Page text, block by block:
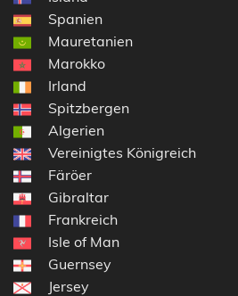
Spanien
Mauretanien
Marokko
Irland
Spitzbergen
Algerien
Vereinigtes Königreich
Färöer
Gibraltar
Frankreich
Isle of Man
Guernsey
Jersey